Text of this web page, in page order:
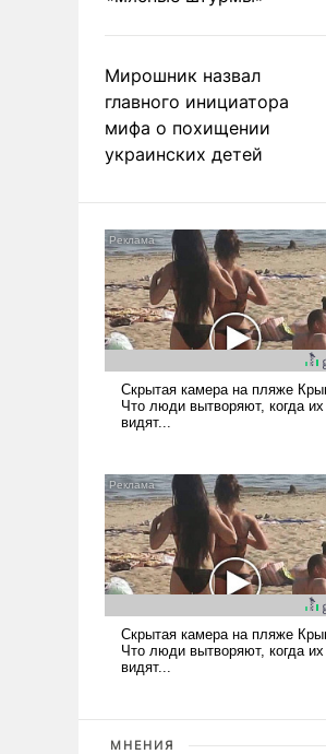
Мирошник назвал
главного инициатора
мифа о похищении
украинских детей
МНЕНИЯ